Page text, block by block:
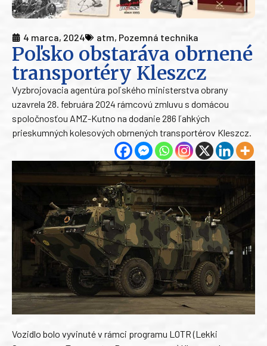
4 marca, 2024 atm, Pozemná technika
Poľsko obstaráva obrnené
transportéry Kleszcz
Vyzbrojovacia agentúra poľského ministerstva obrany
uzavrela 28. februára 2024 rámcovú zmluvu s domácou
spoločnosťou AMZ-Kutno na dodanie 286 ľahkých
prieskumných kolesových obrnených transportérov Kleszcz.
Vozidlo bolo vyvinuté v rámci programu LOTR (Lekki